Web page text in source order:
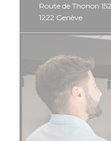
Route de Thonon
1222 Genève